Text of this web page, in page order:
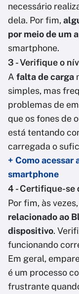
necessário
dela. Por fim,
por meio de um
smartphone.
3 - Verifique o
A falta de carga
simples, mas
problemas de
que os fones de
está tentando
carregada o
+ Como acessar
smartphone
4 - Certifique-se
Por fim, às
relacionado ao
dispositivo.
funcionando
Em geral,
é um processo
frustrante